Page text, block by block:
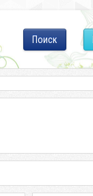
Поиск